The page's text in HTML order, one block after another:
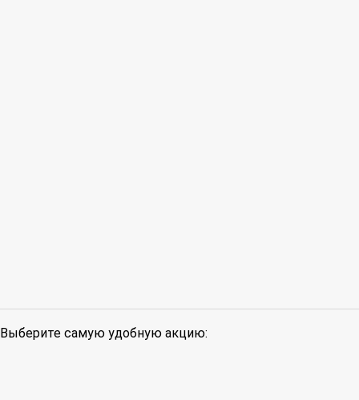
Выберите самую удобную акцию: